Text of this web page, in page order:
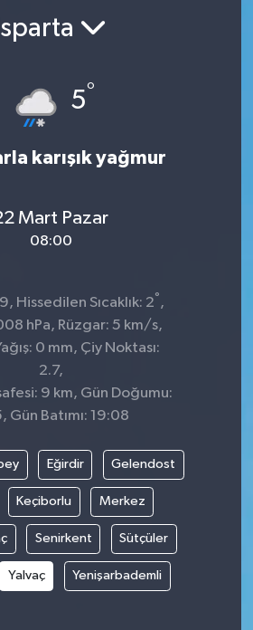
5°
karışık yağmur
Mart Pazar
08:00
Hissedilen Sıcaklık: 2° ,
hPa, Rüzgar: 5 km/s,
0 mm, Çiy Noktası:
2.7,
9 km, Gün Doğumu:
Gün Batımı: 19:08
Eğirdir Gelendost
Keçiborlu Merkez
Senirkent Sütçüler
Yalvaç Yenişarbademli